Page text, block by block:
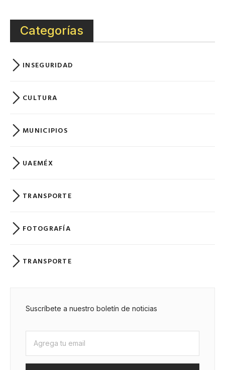
Categorías
INSEGURIDAD
CULTURA
MUNICIPIOS
UAEMÉX
TRANSPORTE
FOTOGRAFÍA
TRANSPORTE
Suscríbete a nuestro boletín de noticias